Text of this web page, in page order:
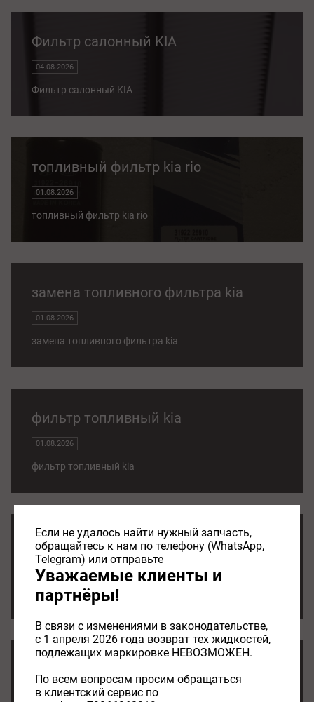
Фильтр салонный KIA
04.08.2026
Фильтр салонный KIA
топливный фильтр kia rio
01.08.2026
топливный фильтр kia rio
замена топливного фильтра kia
01.08.2026
замена топливного фильтра kia
фильтр топливный kia
01.08.2026
фильтр топливный kia
ТОПЛИВНЫЙ ФИЛЬТР KIA
01.08.2026
ТОПЛИВНЫЙ ФИЛЬТР KIA
01.08.2026
Если не удалось найти нужный запчасть,
обращайтесь к нам по телефону (WhatsApp,
Telegram) или отправьте
Уважаемые клиенты и
партнёры!
В связи с изменениями в законодательстве,
с 1 апреля 2026 года возврат тех жидкостей,
подлежащих маркировке НЕВОЗМОЖЕН.
По всем вопросам просим обращаться
в клиентский сервис по